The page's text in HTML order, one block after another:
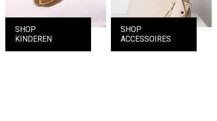
SHOP
KINDEREN
SHOP
ACCESSOIRES